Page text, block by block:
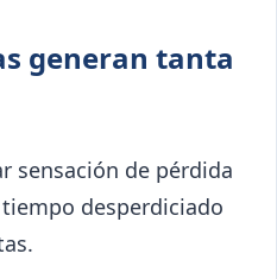
generan tanta
sensación de pérdida
desperdiciado